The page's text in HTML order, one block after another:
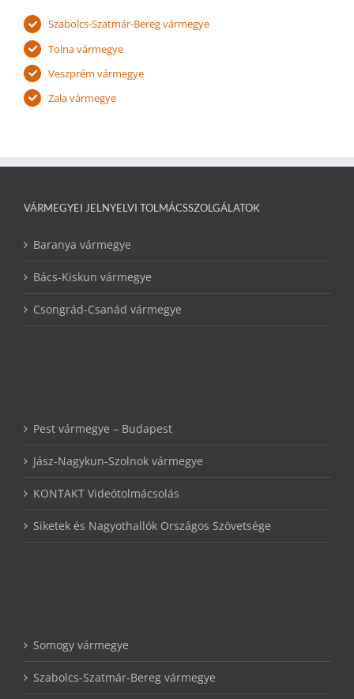
Szabolcs-Szatmár-Bereg vármegye
Tolna vármegye
Veszprém vármegye
Zala vármegye
VÁRMEGYEI JELNYELVI TOLMÁCSSZOLGÁLATOK
Baranya vármegye
Bács-Kiskun vármegye
Csongrád-Csanád vármegye
Pest vármegye – Budapest
Jász-Nagykun-Szolnok vármegye
KONTAKT Videótolmácsolás
Siketek és Nagyothallók Országos Szövetsége
Somogy vármegye
Szabolcs-Szatmár-Bereg vármegye